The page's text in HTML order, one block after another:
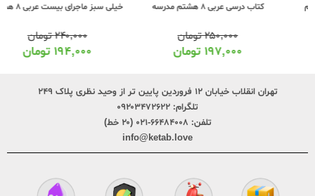
کتاب درسی عربی 8 هشتم مدرسه
۲۵۰,۰۰۰تومان
۱۹۷,۰۰۰تومان
خیلی سبز ماجرای بیست عربی 8 هشتم
۲۴۰,۰۰۰تومان
۱۹۴,۰۰۰تومان
تهران انقلاب خیابان ۱۲ فروردین پایین تر از وحید نظری پلاک ۲۴۹
تلگرام: ۰۹۲۰۳۴۷۲۶۲۲
تلفن: ۶۶۴۸۴۰۰۸-۰۲۱ (۲۰ خط)
info@ketab.love